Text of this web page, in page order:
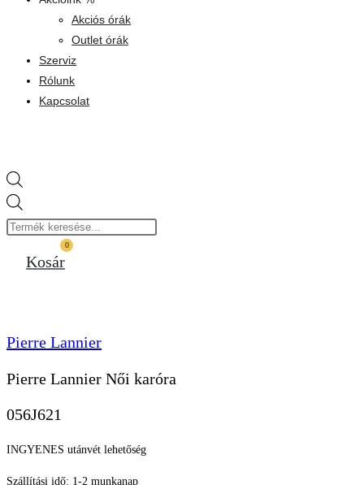
Akciós órák
Outlet órák
Szerviz
Rólunk
Kapcsolat
search
0
Kosár
Pierre Lannier
Pierre Lannier Női karóra
056J621
INGYENES utánvét lehetőség
Szállítási idő: 1-2 munkanap